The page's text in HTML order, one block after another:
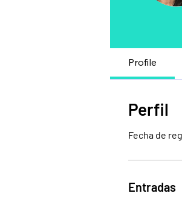
Profile
Perfil
Fecha de
Entradas